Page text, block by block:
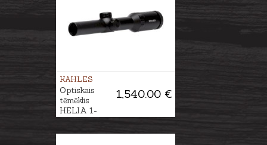
KAHLES
1,540.00 €
Optiskais
tēmēklis
HELIA 1-